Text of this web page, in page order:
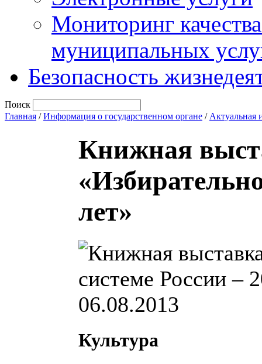
Мониторинг
муниципальных
Безопасность
Поиск
Главная /Информация о государственном органе / Актуальная
Книжная
лет»
06.08.2013
Культура